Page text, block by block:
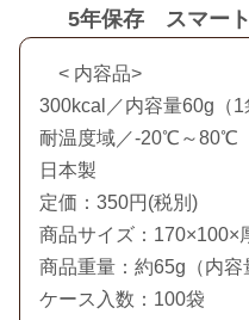
5年保存 スマー
< 内容品>
300kcal／内容量60g（1
耐温度域／-20℃～80℃
日本製
定価：350円(税別)
商品サイズ：170×100×
商品重量：約65g（内容
ケース入数：100袋